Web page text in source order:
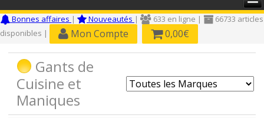
Bonnes affaires | Nouveautés | 633 en ligne |
66733 articles
disponibles |
Mon Compte 0,00€
Gants de
Cuisine et
Maniques